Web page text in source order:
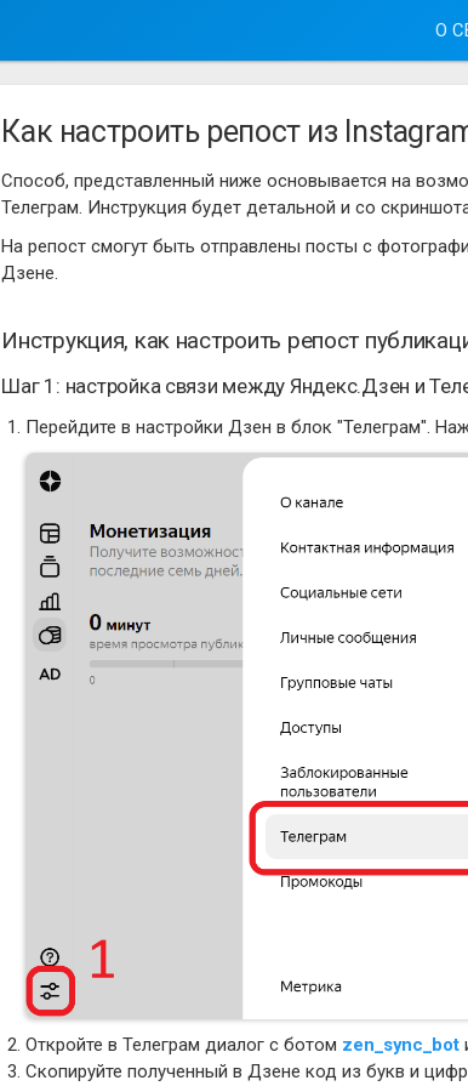
О
Как настроить репост из
Способ, представленный ниже основывается на
Телеграм. Инструкция будет детальной и со
На репост смогут быть отправлены посты с
Дзене.
Инструкция, как настроить репост
Шаг 1: настройка связи между Яндекс.Дзен и
Перейдите в настройки Дзен в блок "Телеграм".
Откройте в Телеграм диалог с ботом zen_sync_bot
Скопируйте полученный в Дзене код из букв и